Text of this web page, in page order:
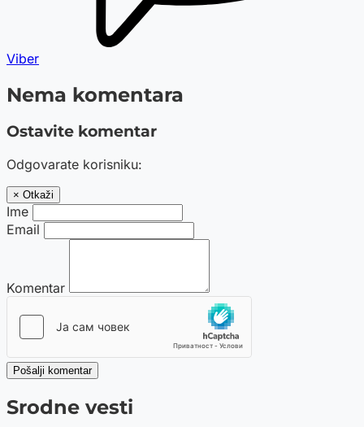
Viber
Nema komentara
Ostavite komentar
Odgovarate korisniku:
× Otkaži
Ime
Email
Komentar
Pošalji komentar
Srodne vesti